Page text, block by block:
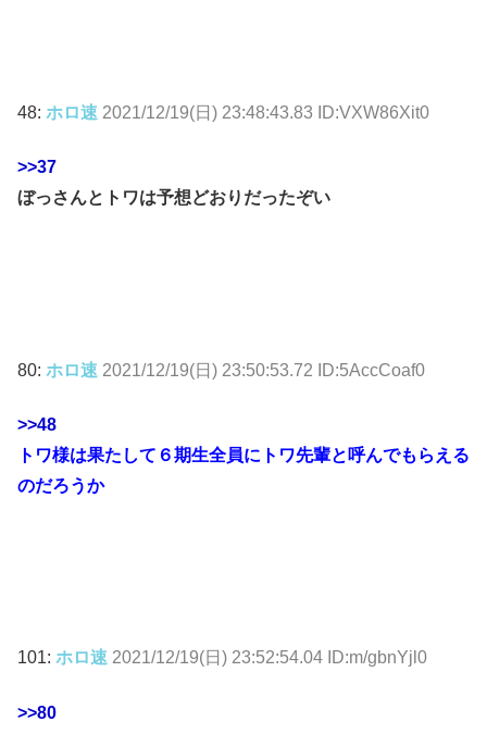
48: ホロ速 2021/12/19(日) 23:48:43.83 ID:VXW86Xit0
>>37
ぼっさんとトワは予想どおりだったぞい
80: ホロ速 2021/12/19(日) 23:50:53.72 ID:5AccCoaf0
>>48
トワ様は果たして６期生全員にトワ先輩と呼んでもらえる
のだろうか
101: ホロ速 2021/12/19(日) 23:52:54.04 ID:m/gbnYjl0
>>80